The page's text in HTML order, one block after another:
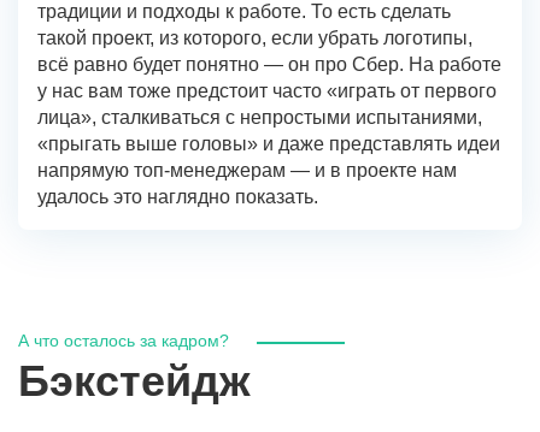
традиции и подходы к работе. То есть сделать
такой проект, из которого, если убрать логотипы,
всё равно будет понятно — он про Сбер. На работе
у нас вам тоже предстоит часто «играть от первого
лица», сталкиваться с непростыми испытаниями,
«прыгать выше головы» и даже представлять идеи
напрямую топ-менеджерам — и в проекте нам
удалось это наглядно показать.
А что осталось за кадром?
Бэкстейдж